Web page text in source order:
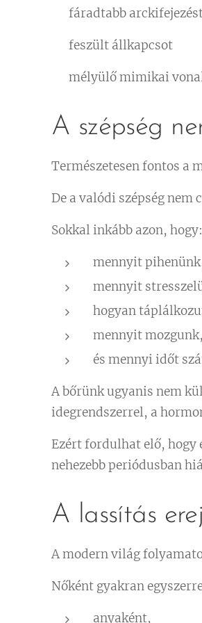
🌿 fáradtabb
🌿 feszült állkapcsot
🌿 mélyülő mimikai
A szépség
Természetesen fontos a
De a valódi szépség
Sokkal inkább azon, hogy:
mennyit
mennyit
hogyan
mennyit mozgunk,
és mennyi időt
A bőrünk ugyanis nem
idegrendszerrel, a
Ezért fordulhat elő, hogy
nehezebb periódusban
A lassítás
A modern világ
Nőként gyakran
anyaként,